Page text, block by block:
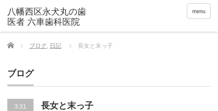
menu
Home ブログ, 日記 長女と末っ子
ブログ
3.31
長女と末っ子